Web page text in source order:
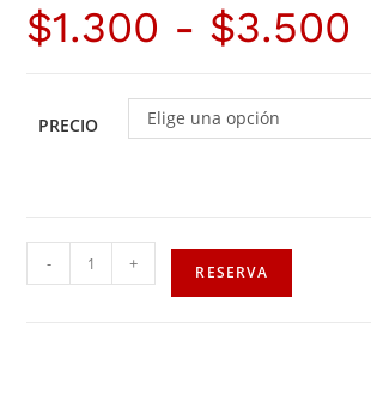
$1.300 - $3.500
PRECIO Elige una opción
- + RESERVA